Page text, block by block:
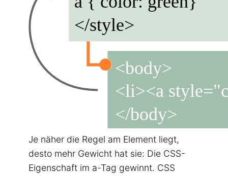
Je näher die Regel am Element liegt,
desto mehr Gewicht hat sie: Die CSS-
Eigenschaft im a-Tag gewinnt. CSS